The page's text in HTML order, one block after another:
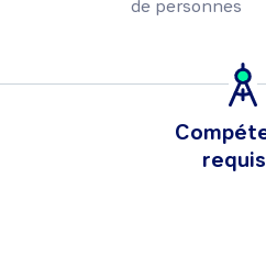
de personnes